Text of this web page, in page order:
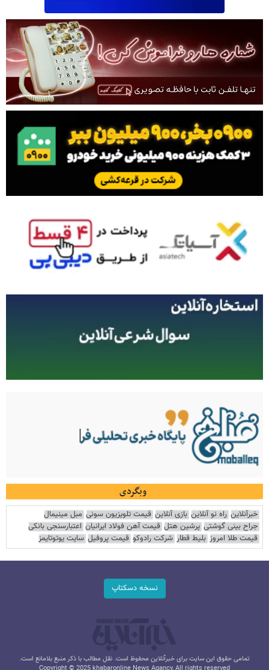
وبگردی
خبرآنلاین راه نو آنلاین بازی آنلاین قیمت تلویزیون سونی مبل مینیمال
جراح بینی گوشتی پرشین هتل قیمت آهن فولاد ایرانیان اعتبارسنجی بانکی
قیمت طلا امروز بلیط قطار شرکت رادوکو قیمت پروفیل سایت یوتوتایمز
نسخه دسکتاپ
تمامی حقوق این سایت برای خبرآنلاین محفوظ است. نقل مطالب با ذکر منبع بلامانع است.